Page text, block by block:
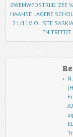
ZWEMWEDSTRIJD ‘ZEE
HAANSE LAGERE
21/11VIOLISTE SASKIA
EN